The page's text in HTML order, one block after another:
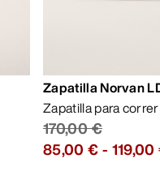
Zapatilla Norvan
Zapatilla para
170,00 €
85,00 €-